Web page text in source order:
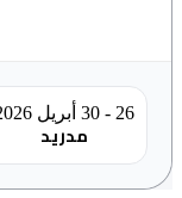
26 - 30 أبريل 2026
مدريد